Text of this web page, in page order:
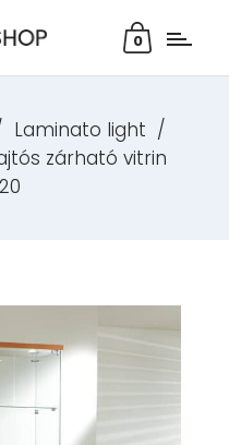
0
Laminato light /
zárható vitrin